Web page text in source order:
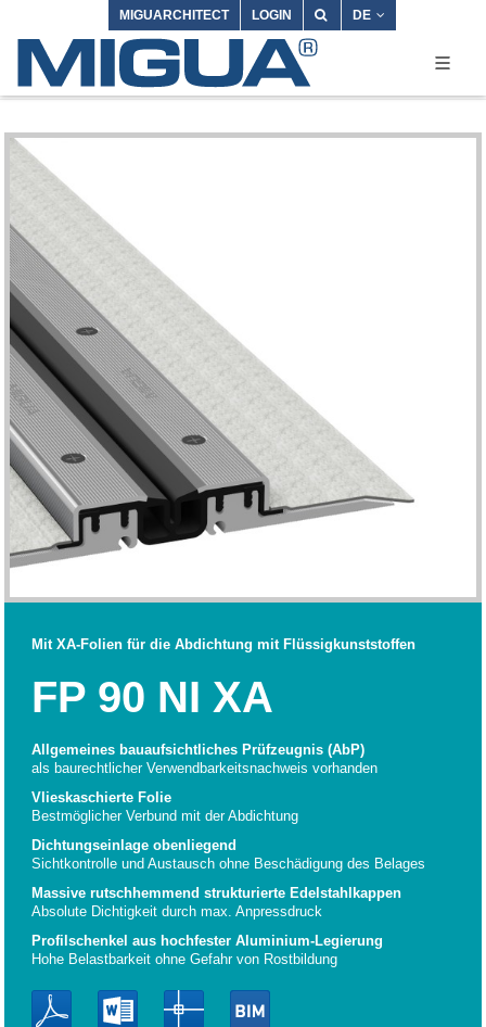
MIGUARCHITECT LOGIN DE
Mit XA-Folien für die Abdichtung mit Flüssigkunststoffen
FP 90 NI XA
Allgemeines bauaufsichtliches Prüfzeugnis (AbP)
als baurechtlicher Verwendbarkeitsnachweis vorhanden
Vlieskaschierte Folie
Bestmöglicher Verbund mit der Abdichtung
Dichtungseinlage obenliegend
Sichtkontrolle und Austausch ohne Beschädigung des Belages
Massive rutschhemmend strukturierte Edelstahlkappen
Absolute Dichtigkeit durch max. Anpressdruck
Profilschenkel aus hochfester Aluminium-Legierung
Hohe Belastbarkeit ohne Gefahr von Rostbildung